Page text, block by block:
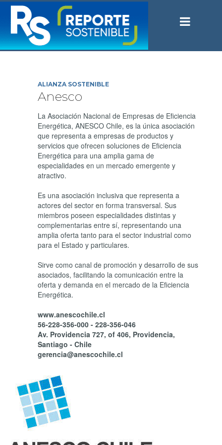
ALIANZA SOSTENIBLE
Anesco
La Asociación Nacional de Empresas de Eficiencia
Energética, ANESCO Chile, es la única asociación
que representa a empresas de productos y
servicios que ofrecen soluciones de Eficiencia
Energética para una amplia gama de
especialidades en un mercado emergente y
atractivo.
Es una asociación inclusiva que representa a
actores del sector en forma transversal. Sus
miembros poseen especialidades distintas y
complementarias entre sí, representando una
amplia oferta tanto para el sector industrial como
para el Estado y particulares.
Sirve como canal de promoción y desarrollo de sus
asociados, facilitando la comunicación entre la
oferta y demanda en el mercado de la Eficiencia
Energética.
www.anescochile.cl
56-228-356-000 - 228-356-046
Av. Providencia 727, of 406, Providencia,
Santiago - Chile
gerencia@anescochile.cl